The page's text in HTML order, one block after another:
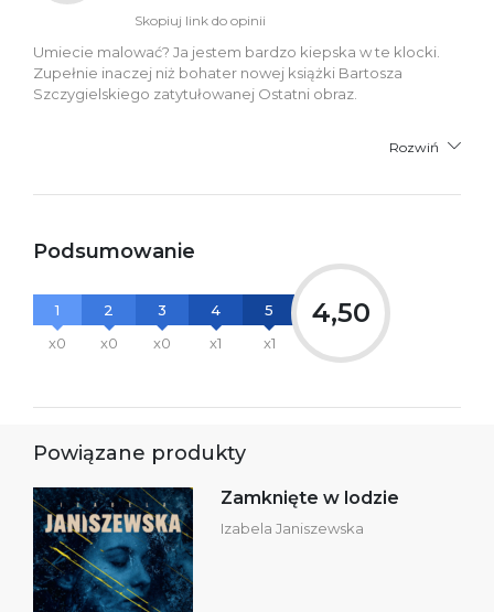
Skopiuj link do opinii
Umiecie malować? Ja jestem bardzo kiepska w te klocki.
Zupełnie inaczej niż bohater nowej książki Bartosza
Szczygielskiego zatytułowanej Ostatni obraz.
Rozwiń
Podsumowanie
1
x0
2
x0
3
x0
4
x1
5
x1
4,50
Powiązane produkty
Zamknięte w lodzie
Izabela Janiszewska